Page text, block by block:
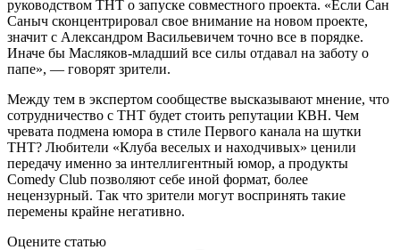
руководством ТНТ о запуске совместного проекта. «Если Сан
Саныч сконцентрировал свое внимание на новом проекте,
значит с Александром Васильевичем точно все в порядке.
Иначе бы Масляков-младший все силы отдавал на заботу о
папе», — говорят зрители.
Между тем в экспертом сообществе высказывают мнение, что
сотрудничество с ТНТ будет стоить репутации КВН. Чем
чревата подмена юмора в стиле Первого канала на шутки
ТНТ? Любители «Клуба веселых и находчивых» ценили
передачу именно за интеллигентный юмор, а продукты
Comedy Club позволяют себе иной формат, более
нецензурный. Так что зрители могут воспринять такие
перемены крайне негативно.
Оцените статью